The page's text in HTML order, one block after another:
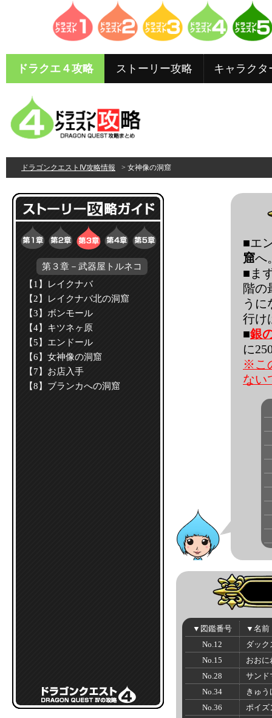
ドラクエ４攻略 ストーリー攻略 キャラクタ
ドラゴンクエストⅣ攻略情報 > 女神像の洞窟
第３章－武器屋トルネコ
【1】レイクナバ
【2】レイクナバ北の洞窟
【3】ボンモール
【4】キツネヶ原
【5】エンドール
【6】女神像の洞窟
【7】お店入手
【8】ブランカへの洞窟
■エ
窟へ
■ま
階の
うに
行け
■銀
に
※こ
ない
▼図鑑番号
▼名前
No.12
ダック
No.15
おおに
No.28
サンド
No.34
きゅ
No.36
ポイズ